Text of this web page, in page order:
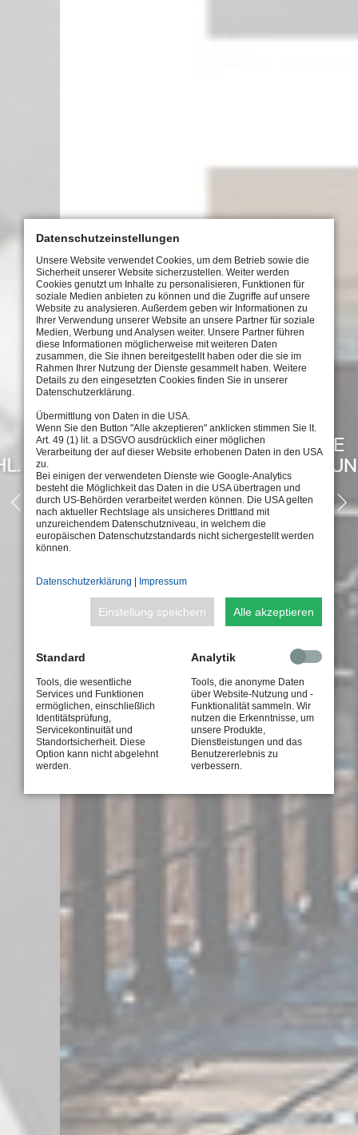
NEU: HÖCHST ROBUSTE
ARCHITEKTURBELEUCHTUNG
Datenschutzeinstellungen
Unsere Website verwendet Cookies, um dem Betrieb sowie die
Sicherheit unserer Website sicherzustellen. Weiter werden
Cookies genutzt um Inhalte zu personalisieren, Funktionen für
soziale Medien anbieten zu können und die Zugriffe auf unsere
Website zu analysieren. Außerdem geben wir Informationen zu
Ihrer Verwendung unserer Website an unsere Partner für soziale
Medien, Werbung und Analysen weiter. Unsere Partner führen
diese Informationen möglicherweise mit weiteren Daten
zusammen, die Sie ihnen bereitgestellt haben oder die sie im
Rahmen Ihrer Nutzung der Dienste gesammelt haben. Weitere
Details zu den eingesetzten Cookies finden Sie in unserer
Datenschutzerklärung.
Übermittlung von Daten in die USA.
Wenn Sie den Button "Alle akzeptieren" anklicken stimmen Sie lt.
Art. 49 (1) lit. a DSGVO ausdrücklich einer möglichen
Verarbeitung der auf dieser Website erhobenen Daten in den USA
zu.
Bei einigen der verwendeten Dienste wie Google-Analytics
besteht die Möglichkeit das Daten in die USA übertragen und
durch US-Behörden verarbeitet werden können. Die USA gelten
nach aktueller Rechtslage als unsicheres Drittland mit
unzureichendem Datenschutzniveau, in welchem die
europäischen Datenschutzstandards nicht sichergestellt werden
können.
Datenschutzerklärung | Impressum
Einstellung speichern Alle akzeptieren
Standard
Tools, die wesentliche
Services und Funktionen
ermöglichen, einschließlich
Identitätsprüfung,
Servicekontinuität und
Standortsicherheit. Diese
Option kann nicht abgelehnt
werden.
Analytik
Tools, die anonyme Daten
über Website-Nutzung und -
Funktionalität sammeln. Wir
nutzen die Erkenntnisse, um
unsere Produkte,
Dienstleistungen und das
Benutzererlebnis zu
verbessern.